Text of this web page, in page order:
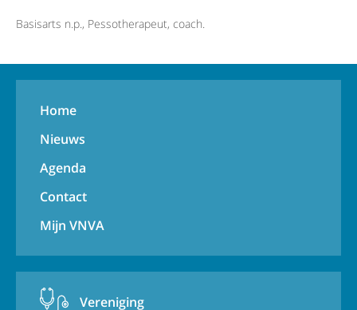
Basisarts n.p., Pessotherapeut, coach.
Home
Nieuws
Agenda
Contact
Mijn VNVA
Vereniging